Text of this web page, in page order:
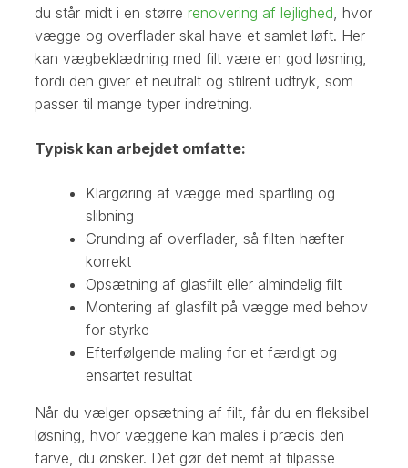
du står midt i en større renovering af lejlighed , hvor
vægge og overflader skal have et samlet løft. Her
kan vægbeklædning med filt være en god løsning,
fordi den giver et neutralt og stilrent udtryk, som
passer til mange typer indretning.
Typisk kan arbejdet omfatte:
Klargøring af vægge med spartling og
slibning
Grunding af overflader, så filten hæfter
korrekt
Opsætning af glasfilt eller almindelig filt
Montering af glasfilt på vægge med behov
for styrke
Efterfølgende maling for et færdigt og
ensartet resultat
Når du vælger opsætning af filt, får du en fleksibel
løsning, hvor væggene kan males i præcis den
farve, du ønsker. Det gør det nemt at tilpasse